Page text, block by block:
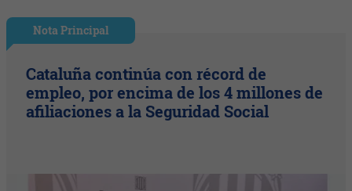
Nota Principal
Cataluña continúa con récord de
empleo, por encima de los 4 millones de
afiliaciones a la Seguridad Social